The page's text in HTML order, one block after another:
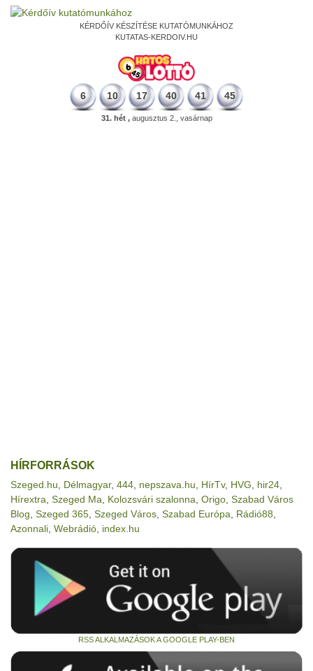
KÉRDŐÍV KÉSZÍTÉSE KUTATÓMUNKÁHOZ
KUTATAS-KERDOIV.HU
6 10 17 40 41 45
31. hét ,augusztus 2., vasárnap
HÍRFORRÁSOK
Szeged.hu Délmagyar, 444 nepszava.hu HírTv, HVG hir24
Hírextra Szeged Ma Kolozsvári szalonna Origo Szabad Város
Blog Szeged 365 Szeged Város Szabad Európa Rádió88
Azonnali Webrádió index.hu
RSS ALKALMAZÁSOK A GOOGLE PLAY-BEN